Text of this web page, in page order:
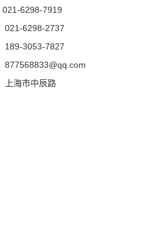
021-6298-7919
021-6298-2737
189-3053-7827
877568833@qq.com
上海市中辰路